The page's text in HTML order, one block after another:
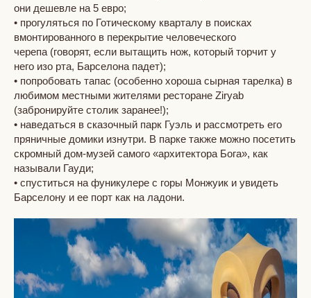
они дешевле на 5 евро;
• прогуляться по Готическому кварталу в поисках
вмонтированного в перекрытие человеческого
черепа (говорят, если вытащить нож, который торчит у
него изо рта, Барселона падет);
• попробовать тапас (особенно хороша сырная тарелка) в
любимом местными жителями ресторане Ziryab
(забронируйте столик заранее!);
• наведаться в сказочный парк Гуэль и рассмотреть его
пряничные домики изнутри. В парке также можно посетить
скромный дом-музей самого «архитектора Бога», как
называли Гауди;
• спуститься на фуникулере с горы Монжуик и увидеть
Барселону и ее порт как на ладони.